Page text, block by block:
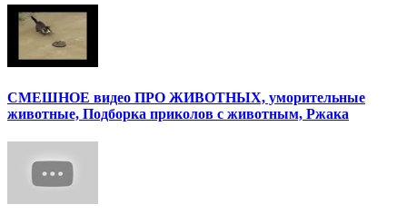
СМЕШНОЕ видео ПРО ЖИВОТНЫХ, уморительные
животные, Подборка приколов с животным, Ржака